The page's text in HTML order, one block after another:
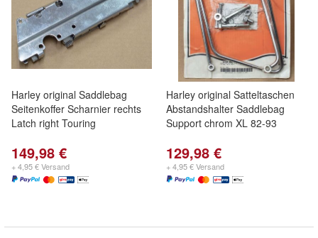
Harley original Saddlebag
Seitenkoffer Scharnier rechts
Latch right Touring
149,98 €
+ 4,95 € Versand
Harley original Satteltaschen
Abstandshalter Saddlebag
Support chrom XL 82-93
129,98 €
+ 4,95 € Versand